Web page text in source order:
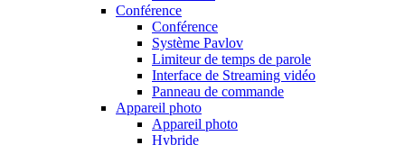
Conférence
Conférence
Système Pavlov
Limiteur de temps de parole
Interface de Streaming vidéo
Panneau de commande
Appareil photo
Appareil photo
Hybride